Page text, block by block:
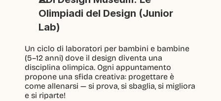
Olimpiadi del Design (Junior
Lab)
Un ciclo di laboratori per bambini e bambine
(5–12 anni) dove il design diventa una
disciplina olimpica. Ogni appuntamento
propone una sfida creativa: progettare è
come allenarsi — si prova, si sbaglia, si migliora
e si riparte!